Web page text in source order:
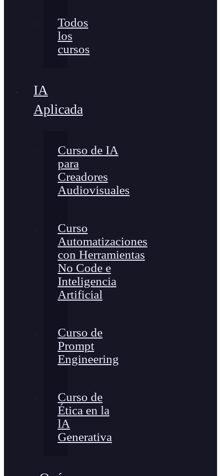
Todos
los
cursos
IA
Aplicada
Curso de IA
para
Creadores
Audiovisuales
Curso
Automatizaciones
con Herramientas
No Code e
Inteligencia
Artificial
Curso de
Prompt
Engineering
Curso de
Ética en la
lA
Generativa